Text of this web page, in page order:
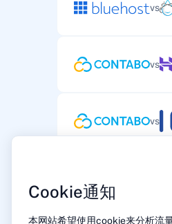
Cookie通知
本网站希望使用cookie来分析流
vs
vs
vs